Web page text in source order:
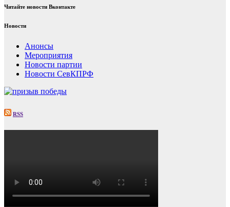
Читайте новости Вконтакте
Новости
Анонсы
Мероприятия
Новости партии
Новости СевКПРФ
RSS